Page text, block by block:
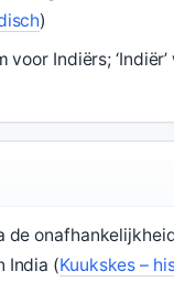
)
voor Indiërs;
de
India (Kuukskes –